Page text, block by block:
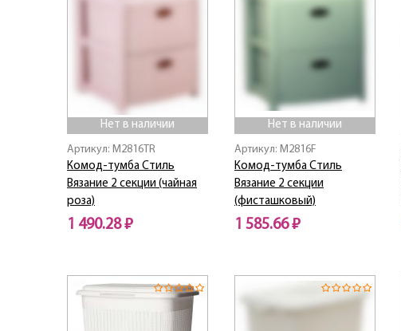
Нет в наличии
Артикул: M2816TR
Комод-тумба Стиль
Вязание 2 секции (чайная
роза)
1 490.28 ₽
Нет в наличии
Артикул: M2816F
Комод-тумба Стиль
Вязание 2 секции
(фисташковый)
1 585.66 ₽